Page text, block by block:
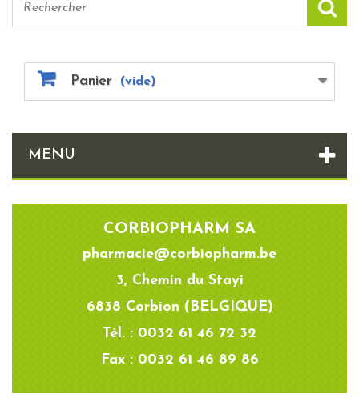
Panier (vide)
MENU
CORBIOPHARM SA
pharmacie@corbiopharm.be
3, Chemin du Stayi
6838 Corbion (BELGIQUE)
Tél. : 0032 61 46 72 32
Fax : 0032 61 46 89 86